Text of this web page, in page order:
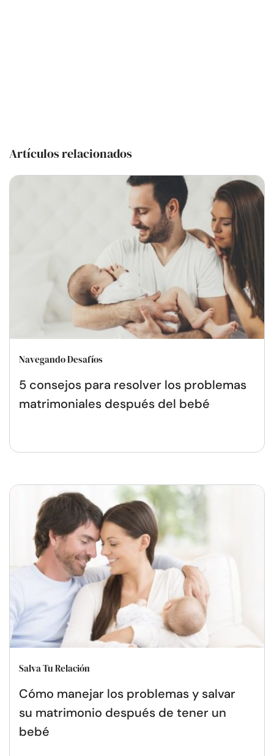
Artículos relacionados
Navegando Desafíos
5 consejos para resolver los problemas
matrimoniales después del bebé
Salva Tu Relación
Cómo manejar los problemas y salvar
su matrimonio después de tener un
bebé